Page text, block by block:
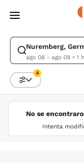
Pasar A Contenido
Nuremberg,
ago 08 - ago 09•
Modificar la búsqueda
Ordenar y filtrar
4
No se
Intenta